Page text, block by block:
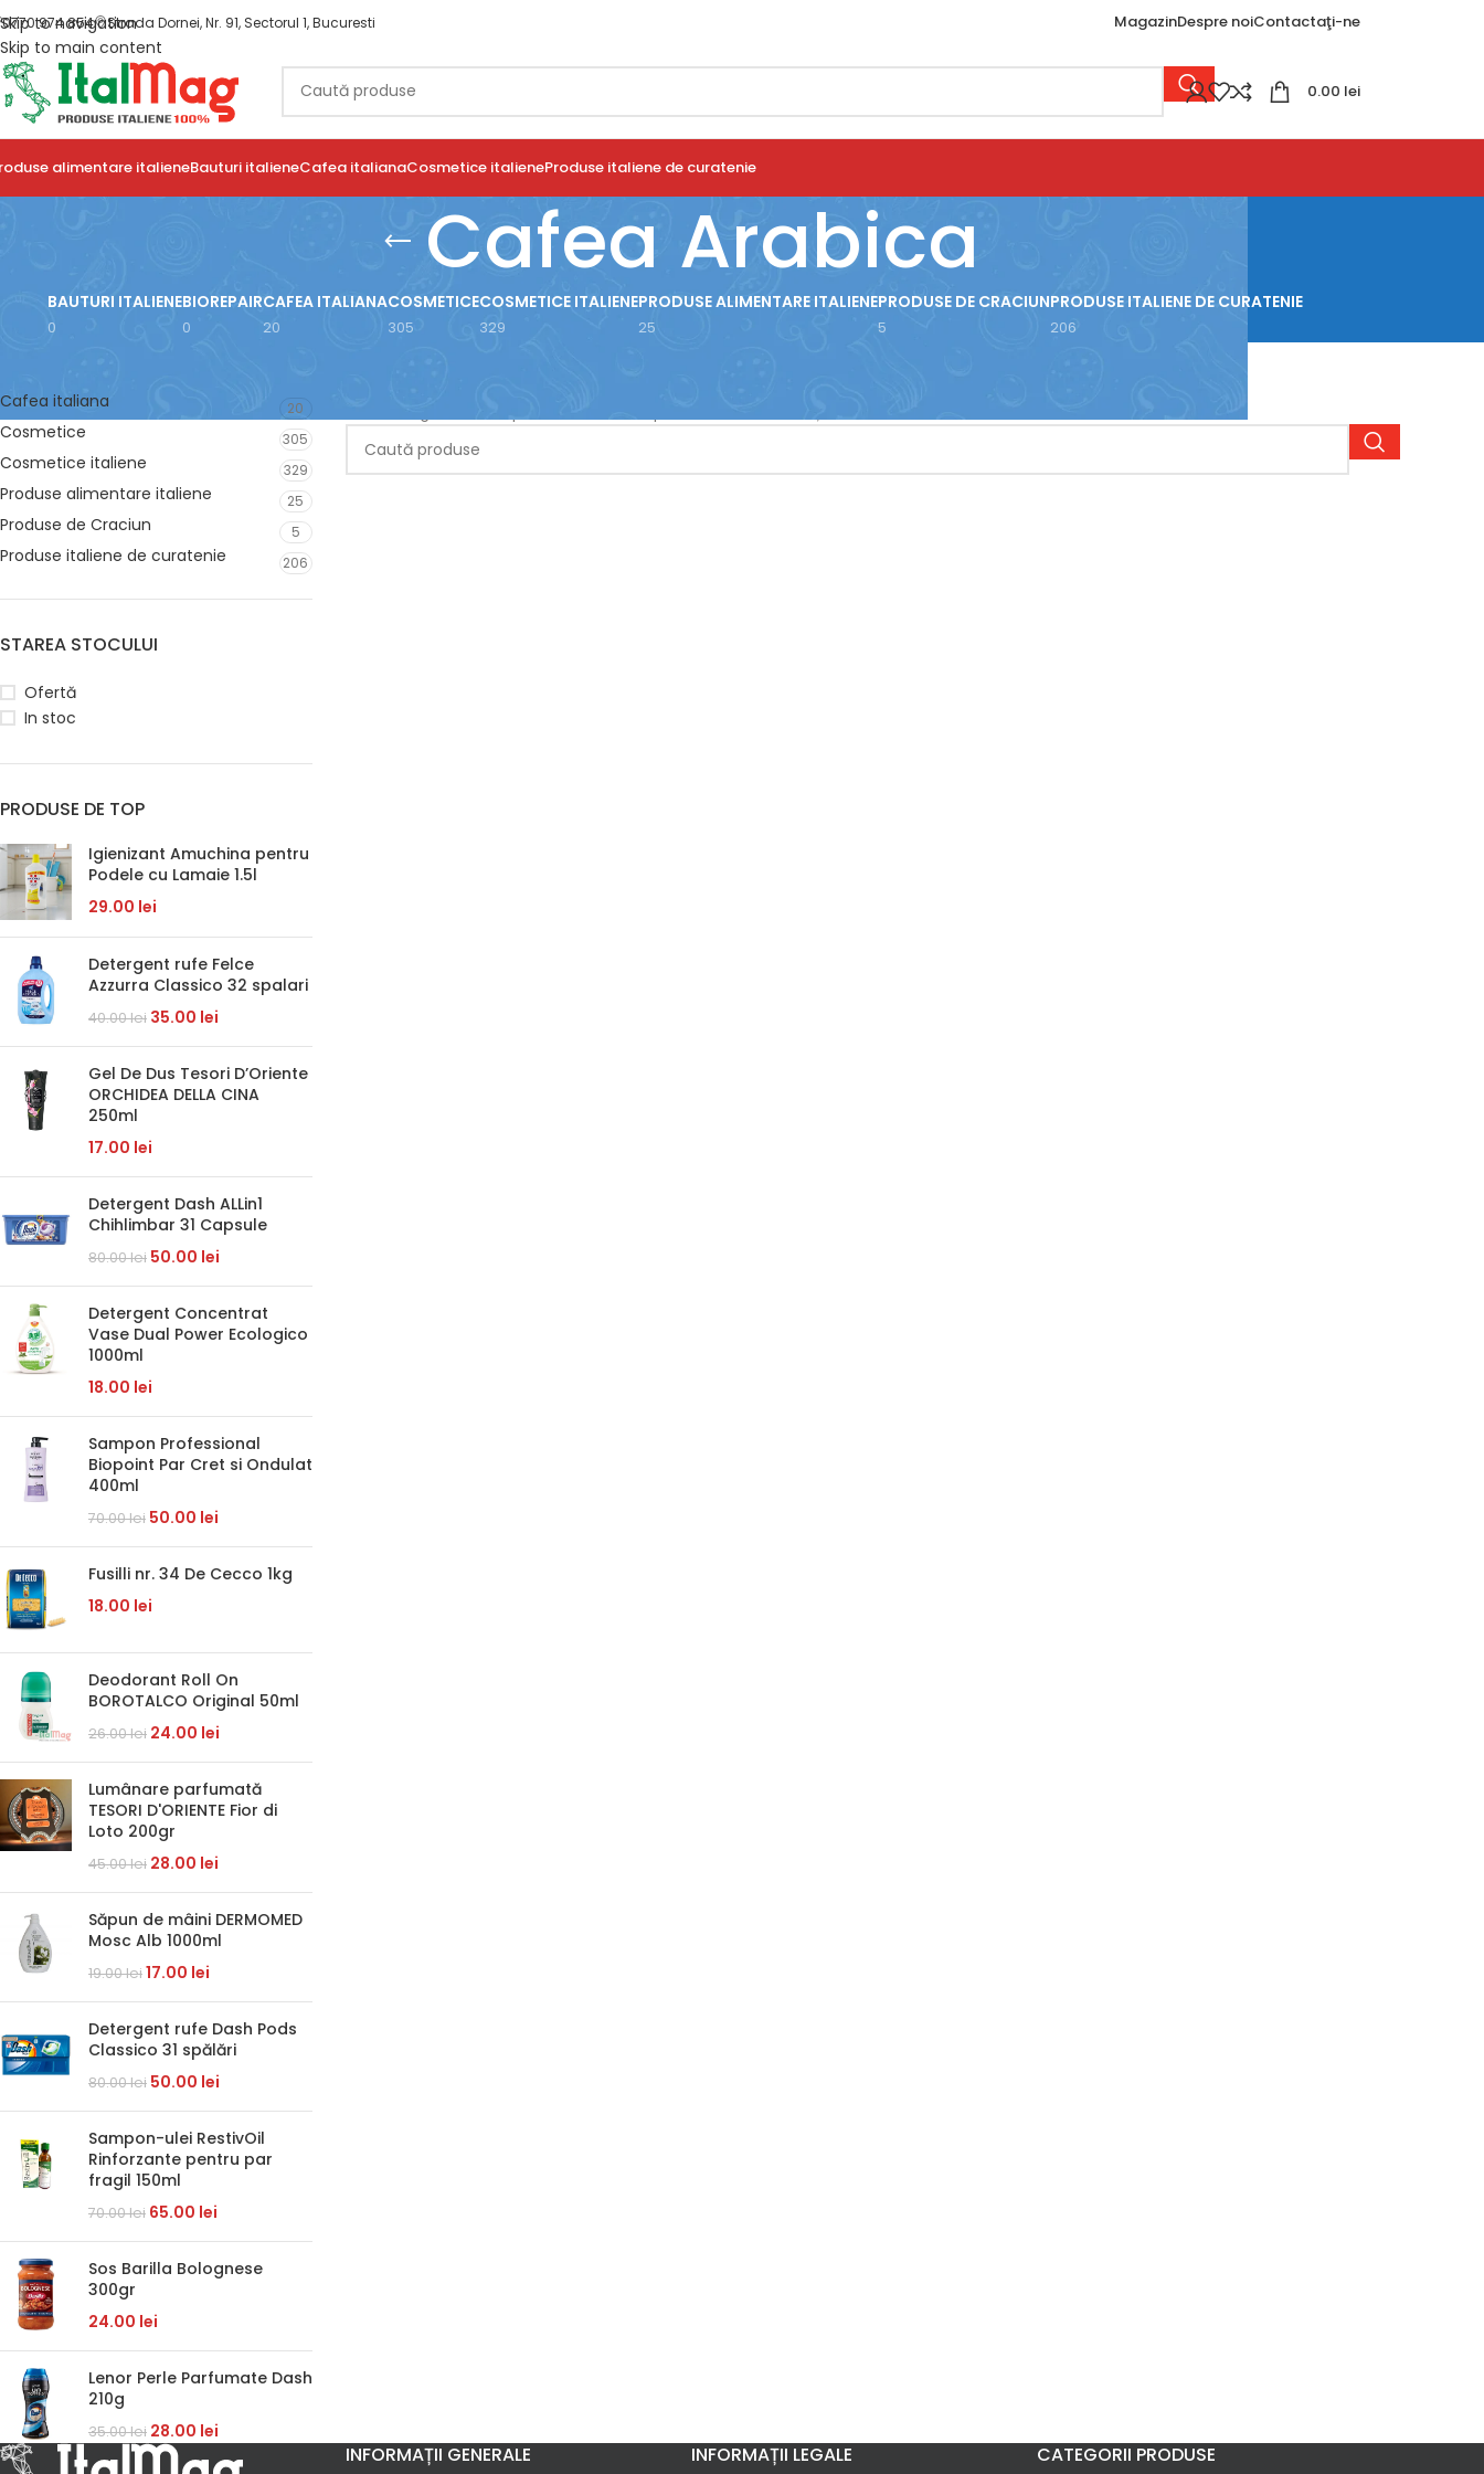
Skip to navigation
Skip to main content
0770 974 854 Strada Dornei, Nr. 91, Sectorul 1, Bucuresti MagazinDespre noiContactaţi-ne
0.00 lei
alimentare italieneBauturi italieneCafea italianaCosmetice italieneProduse italiene de curatenie
Cafea Arabica
BAUTURI ITALIENE
0
BIOREPAIR
0
CAFEA ITALIANA
20
COSMETICE
305
COSMETICE ITALIENE
329
PRODUSE ALIMENTARE ITALIENE
25
PRODUSE DE CRACIUN
5
PRODUSE ITALIENE DE CURATENIE
206
Cafea italiana 20
Cosmetice 305
Cosmetice italiene 329
Produse alimentare italiene 25
Produse de Craciun 5
Produse italiene de curatenie 206
STAREA STOCULUI
Ofertă
In stoc
PRODUSE DE TOP
Igienizant Amuchina pentru
Podele cu Lamaie 1.5l
29.00 lei
Detergent rufe Felce
Azzurra Classico 32 spalari
40.00lei 35.00 lei
Gel De Dus Tesori D’Oriente
ORCHIDEA DELLA CINA
250ml
17.00 lei
Detergent Dash ALLin1
Chihlimbar 31 Capsule
80.00lei 50.00 lei
Detergent Concentrat
Vase Dual Power Ecologico
1000ml
18.00 lei
Sampon Professional
Biopoint Par Cret si Ondulat
400ml
70.00lei 50.00 lei
Fusilli nr. 34 De Cecco 1kg
18.00 lei
Deodorant Roll On
BOROTALCO Original 50ml
26.00lei 24.00 lei
Lumânare parfumată
TESORI D'ORIENTE Fior di
Loto 200gr
45.00lei 28.00 lei
Săpun de mâini DERMOMED
Mosc Alb 1000ml
19.00lei17.00 lei
Detergent rufe Dash Pods
Classico 31 spălări
80.00lei 50.00 lei
Sampon-ulei RestivOil
Rinforzante pentru par
fragil 150ml
70.00lei 65.00 lei
Sos Barilla Bolognese
300gr
24.00 lei
Lenor Perle Parfumate Dash
210g
35.00lei 28.00 lei
INFORMAȚII GENERALE INFORMAȚII LEGALE CATEGORII PRODUSE